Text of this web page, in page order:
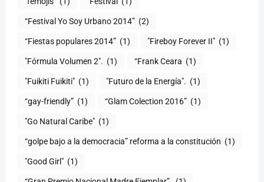
“Festival Yo Soy Urbano 2014” (2)
“Fiestas populares 2014” (1) "Fireboy Forever II" (1)
"Fórmula Volumen 2". (1) “Frank Ceara (1)
"Fuikiti Fuikiti" (1) "Futuro de la Energía". (1)
“gay-friendly” (1) “Glam Colection 2016” (1)
"Go Natural Caribe" (1)
“golpe bajo a la democracia” reforma a la constitución (1)
"Good Girl" (1)